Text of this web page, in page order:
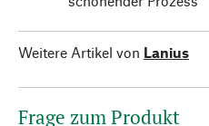
Weitere Artikel von Lanius
Frage zum Produkt